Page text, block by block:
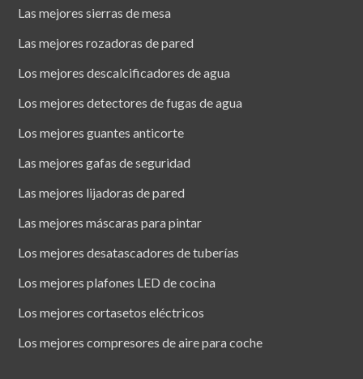
Las mejores sierras de mesa
Las mejores rozadoras de pared
Los mejores descalcificadores de agua
Los mejores detectores de fugas de agua
Los mejores guantes anticorte
Las mejores gafas de seguridad
Las mejores lijadoras de pared
Las mejores máscaras para pintar
Los mejores desatascadores de tuberías
Los mejores plafones LED de cocina
Los mejores cortasetos eléctricos
Los mejores compresores de aire para coche